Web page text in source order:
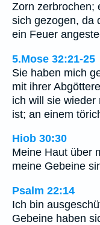
Zorn zerbrochen;
sich gezogen, da
ein Feuer
5.Mose 32:21-25
Sie haben mich
mit ihrer
ich will sie wieder
ist; an einem
Hiob 30:30
Meine Haut über
meine Gebeine
Psalm 22:14
Ich bin
Gebeine haben